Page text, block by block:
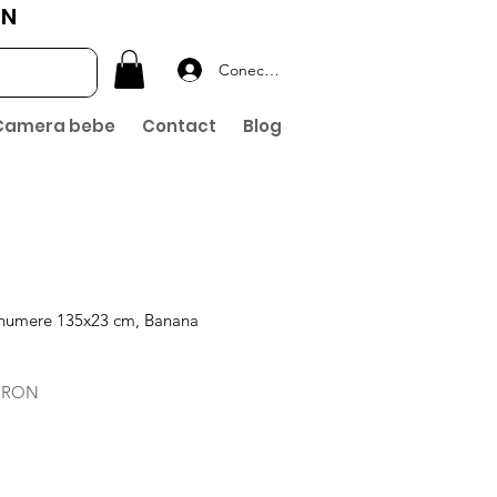
Conectează-te
bebe Contact Blog
135x23 cm, Banana